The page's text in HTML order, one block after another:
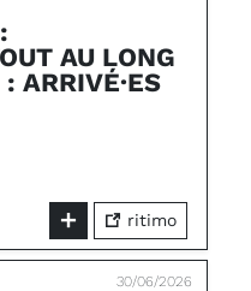
AU LONG
ARRIVÉ·ES
ritimo
30/06/2026